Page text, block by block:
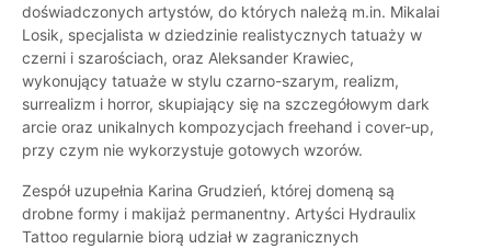
doświadczonych artystów, do których należą m.in. Mikalai
Losik, specjalista w dziedzinie realistycznych tatuaży w
czerni i szarościach, oraz Aleksander Krawiec,
wykonujący tatuaże w stylu czarno-szarym, realizm,
surrealizm i horror, skupiający się na szczegółowym dark
arcie oraz unikalnych kompozycjach freehand i cover-up,
przy czym nie wykorzystuje gotowych wzorów.
Zespół uzupełnia Karina Grudzień, której domeną są
drobne formy i makijaż permanentny. Artyści Hydraulix
Tattoo regularnie biorą udział w zagranicznych